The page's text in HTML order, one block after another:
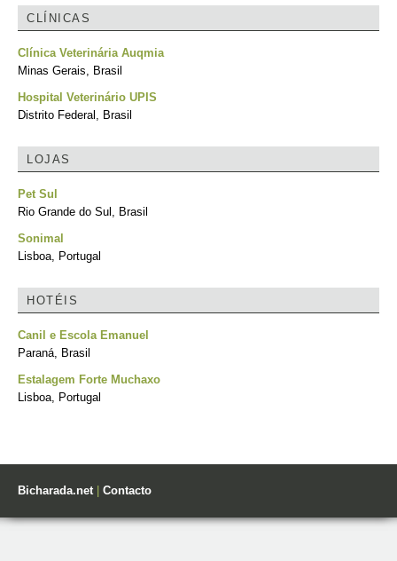
CLÍNICAS
Clínica Veterinária Auqmia
Minas Gerais, Brasil
Hospital Veterinário UPIS
Distrito Federal, Brasil
LOJAS
Pet Sul
Rio Grande do Sul, Brasil
Sonimal
Lisboa, Portugal
HOTÉIS
Canil e Escola Emanuel
Paraná, Brasil
Estalagem Forte Muchaxo
Lisboa, Portugal
Bicharada.net| Contacto